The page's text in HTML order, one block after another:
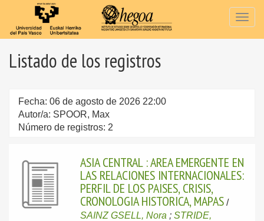
Listado de los registros
Fecha: 06 de agosto de 2026 22:00
Autor/a: SPOOR, Max
Número de registros: 2
ASIA CENTRAL : AREA EMERGENTE EN
LAS RELACIONES INTERNACIONALES:
PERFIL DE LOS PAISES, CRISIS,
CRONOLOGIA HISTORICA, MAPAS /
SAINZ GSELL, Nora ; STRIDE,